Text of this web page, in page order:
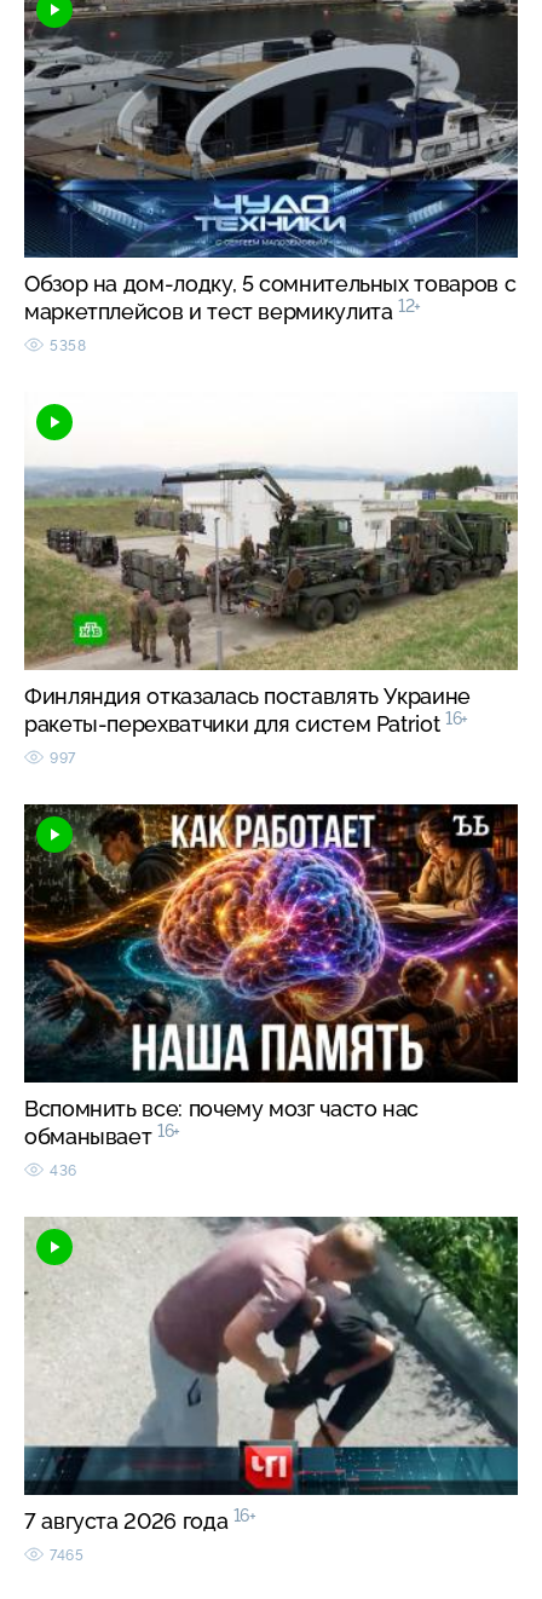
Обзор на дом-лодку, 5 сомнительных товаров с
маркетплейсов и тест вермикулита 12+
5358
Финляндия отказалась поставлять Украине
ракеты-перехватчики для систем Patriot 16+
997
Вспомнить все: почему мозг часто нас
обманывает 16+
436
7 августа 2026 года 16+
7465